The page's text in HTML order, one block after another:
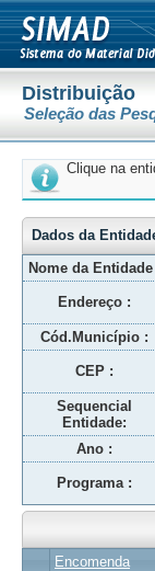
Distribuição
Seleção das
Clique na
Dados da
Nome da Entidade
Endereço :
Cód.Município :
CEP :
Sequencial
Entidade:
Ano :
Programa :
Encomenda